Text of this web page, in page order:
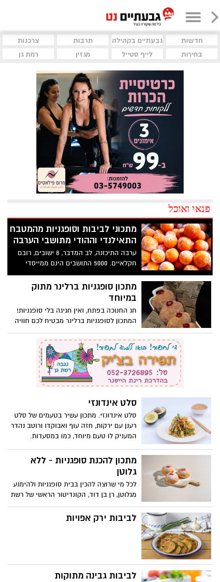
חדשות גבעתיים בקהילה תרבות
צרכנות
בחירות
לייף סטייל מגזין רמת גן
פנאי ואוכל
מתכוני לביבות וסופגניות מהמטבח
התאילנדי וההודי מתושבי הערבה
ערבה התיכונה, לב המדבר, 8 ישובים, רובם
חקלאיים. 5000 התושבים הינם ממייסדי
שמונת המושבים, בחרו לגור בערבה, בנופי
בראשית. לכבוד חנוכה, ביקשנו משלושה מהם
מתכון ביתי לחג.
מתכון סופגניות ברלינר מתוק
במיוחד
חג החנוכה בפתח, ואין חגיגה בלי סופגניות!
המתכון לסופגניות ברלינר מבטיח לכם חוויה
מתוקה ומפנקת, עם בצק רך ומלא בטעמים.
המילוי בריבת תות או פטל מוסיף נגיעה של
מתיקות להשלמת רוח החג. הכנת הסופגניות
היא הזדמנות נהדרת להתאסף עם המשפחה
וליהנות יחד מההכנה ומהטעמים. אז קחו את
המיקסר והתחילו, כי החג הזה הולך להיות
סלט אינדונזי
סלט אינדונזי. מתכון עשיר בטעמים של סלט
רענן עם ירקות, חזה עוף ואבוקדו ורוטב נהדר
המעניק לו טעם מיוחד, כמו במסעדות.
כתוספת בארוחה עיקרית ליחיד או לזוג.
בתיאבון! באדיבות "חקלאי גרנות", מגדלת
ומשווקת האבוקדו ופירות הדר הגדולה
בישראל.
מתכון להכנת סופגניות - ללא
גלוטן
לכל מי שרוצה להכין בבית סופגניות ולהימנע
מגלוטן, רן בן דוד, הקונדיטור הראשי של רשת
קפה ביגה, משתף לרגל חג החנוכה, במתכון
להכנת סופגניות ללא גלוטן, במגוון של מילויים
לצליאקים.
לביבות ירק אפויות
לביבות גבינה מתוקות